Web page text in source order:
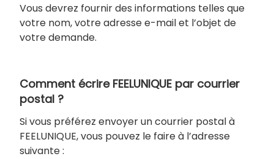
Vous devrez fournir des informations telles que
votre nom, votre adresse e-mail et l’objet de
votre demande.
Comment écrire FEELUNIQUE par courrier
postal ?
Si vous préférez envoyer un courrier postal à
FEELUNIQUE, vous pouvez le faire à l’adresse
suivante :